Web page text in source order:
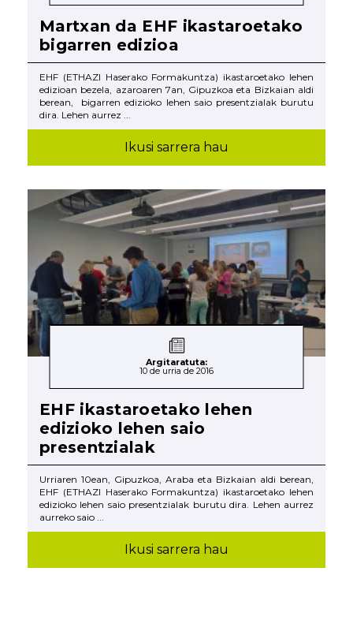
Martxan da EHF ikastaroetako
bigarren edizioa
EHF (ETHAZI Haserako Formakuntza) ikastaroetako lehen
edizioan bezela, azaroaren 7an, Gipuzkoa eta Bizkaian aldi
berean, bigarren edizioko lehen saio presentzialak burutu
dira. Lehen aurrez ...
Ikusi sarrera hau
Argitaratuta:
10 de urria de 2016
EHF ikastaroetako lehen
edizioko lehen saio
presentzialak
Urriaren 10ean, Gipuzkoa, Araba eta Bizkaian aldi berean,
EHF (ETHAZI Haserako Formakuntza) ikastaroetako lehen
edizioko lehen saio presentzialak burutu dira. Lehen aurrez
aurreko saio ...
Ikusi sarrera hau